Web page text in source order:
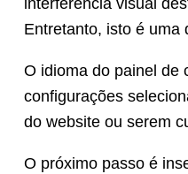
Entretanto, isto é uma
O idioma do painel de
configurações
do website ou serem
O próximo passo é